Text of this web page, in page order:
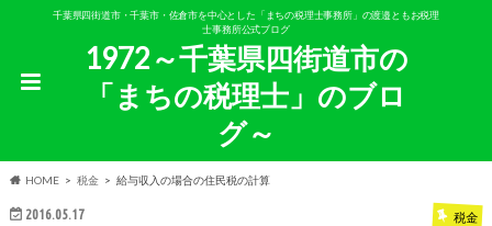
千葉県四街道市・千葉市・佐倉市を中心とした「まちの税理士事務所」の渡邉ともお税理
士事務所公式ブログ
1972～千葉県四街道市の
「まちの税理士」のブロ
グ～
HOME 税金 給与収入の場合の住民税の計算
2016.05.17 税金